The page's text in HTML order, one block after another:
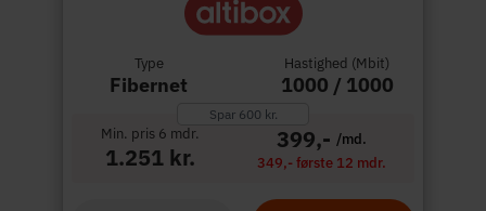
Type
Fibernet
Hastighed (Mbit)
1000 / 1000
Spar 600 kr.
Min. pris 6 mdr.
1.251 kr.
399,- /md.
349,- første 12 mdr.